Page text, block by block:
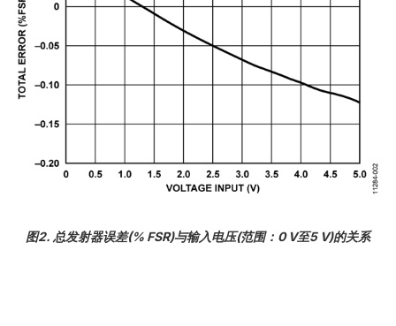
图2. 总发射器误差(% FSR)与输入电压(范围：0 V至5 V)的关系